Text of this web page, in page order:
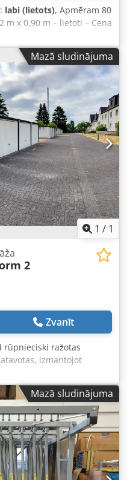
labi (lietots), Apmēram 80
x 0,90 m – lietoti – Cena
vietas (bez PVN),
395,00 € Līdz 10
300,00 € Pilnas
galda virsmas
cm Galda augstums:
noskaidrot daudzumu (bet
75,00 € (bez PVN)
/ iepakojumu galds
izmēri: platums 2 m x
regulēt, pašreizējais
2 apakšējām plauktiem
Novus) Csdpfxszpf N Ts
ar caurumu plāksni
piemēram, piekārtu
Stāvoklis: labs Pieejams:
pēc vienošanās
Mazā sludinājuma
1 / 1
2
Zvanīt
rūpnieciski ražotas
izmantojot
var izmantot kā
Saskaņā ar pieejamo tipa
izmantošana ir
pamatu izpildījums
Ražotājs: Dyckerhoff &
Konstrukcija: Rūpnieciski
Liela garāža, tips 2
Ārējie izmēri
× 2400 × 5980 mm
Mazā sludinājuma